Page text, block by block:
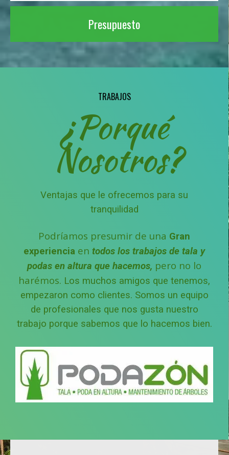
Presupuesto
TRABAJOS
¿Porqué
Nosotros?
Ventajas que le ofrecemos para su
tranquilidad
Podríamos presumir de una Gran
experiencia en todos los trabajos de tala y
podas en altura que hacemos, pero no lo
harémos. Los muchos amigos que tenemos,
empezaron como clientes. Somos un equipo
de profesionales que nos gusta nuestro
trabajo porque sabemos que lo hacemos bien.